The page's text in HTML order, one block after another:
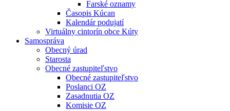
Farské oznamy
Časopis Kúcan
Kalendár podujatí
Virtuálny cintorín obce Kúty
Samospráva
Obecný úrad
Starosta
Obecné zastupiteľstvo
Obecné zastupiteľstvo
Poslanci OZ
Zasadnutia OZ
Komisie OZ